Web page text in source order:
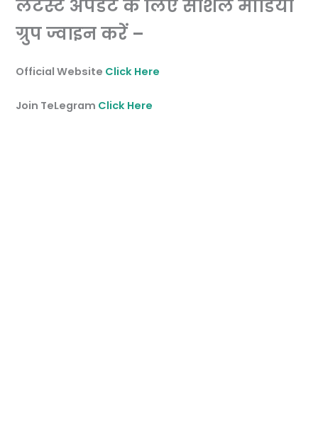
लेटेस्ट अपडेट के लिए सोशल मीडिया
ग्रुप ज्वाइन करें –
Official Website Click Here
Join TeLegram Click Here